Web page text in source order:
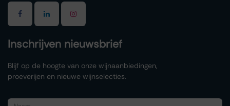
Inschrijven nieuwsbrief
Blijf op de hoogte van onze wijnaanbiedingen,
proeverijen en nieuwe wijnselecties.